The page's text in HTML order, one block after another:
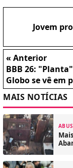
Jovem
« Anterior
BBB 26:
Globo se vê em
MAIS NOTÍCIAS